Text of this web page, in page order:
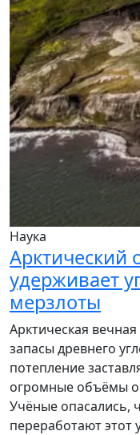
Наука
Арктический
удерживает
мерзлоты
Арктическая
запасы древнего
потепление
огромные объёмы
Учёные опасались,
переработают этот